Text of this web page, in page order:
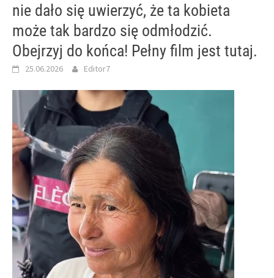
nie dało się uwierzyć, że ta kobieta
może tak bardzo się odmłodzić.
Obejrzyj do końca! Pełny film jest tutaj.
25.06.2026 Editor7